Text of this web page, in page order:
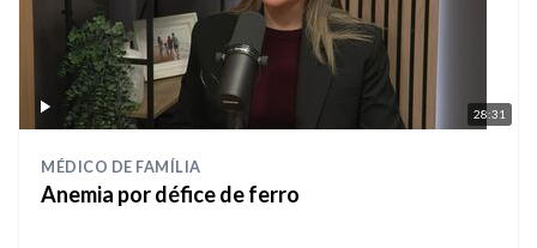
28:31
MÉDICO DE FAMÍLIA
Anemia por défice de ferro